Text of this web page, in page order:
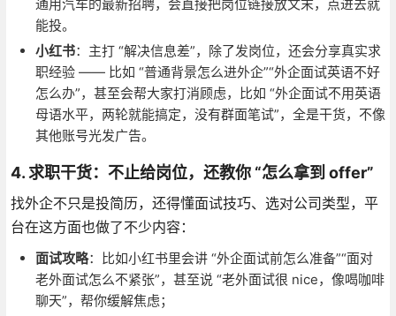
通用汽车的最新招聘，会直接把岗位链接放文末，点进去就
能投。
小红书：主打 “解决信息差”，除了发岗位，还会分享真实求
职经验 —— 比如 “普通背景怎么进外企”“外企面试英语不好
怎么办”，甚至会帮大家打消顾虑，比如 “外企面试不用英语
母语水平，两轮就能搞定，没有群面笔试”，全是干货，不像
其他账号光发广告。
4. 求职干货：不止给岗位，还教你 “怎么拿到 offer”
找外企不只是投简历，还得懂面试技巧、选对公司类型，平
台在这方面也做了不少内容：
面试攻略：比如小红书里会讲 “外企面试前怎么准备”“面对
老外面试怎么不紧张”，甚至说 “老外面试很 nice，像喝咖啡
聊天”，帮你缓解焦虑；